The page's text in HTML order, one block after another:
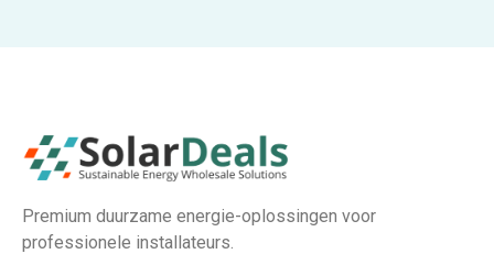
Premium duurzame energie-oplossingen voor
professionele installateurs.